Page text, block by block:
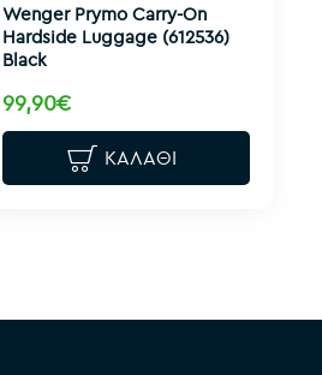
Wenger Prymo Carry-On
Hardside Luggage (612536)
Black
99,90€
ΚΑΛΆΘΙ